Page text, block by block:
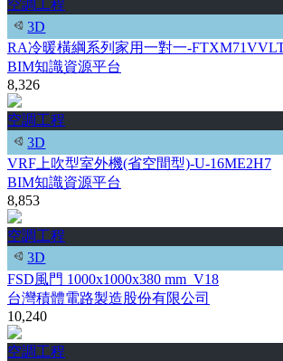
空調工程
3D
RA冷暖橫綱系列家用一對一-
BIM知識資源平台
8,326
空調工程
3D
VRF上吹型室外機(省空間型)-U-16ME2H7
BIM知識資源平台
8,853
空調工程
3D
FSD風門 1000x1000x380 mm_V18
台灣積體電路製造股份有限公司
10,240
空調工程